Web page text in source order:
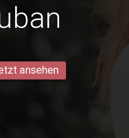
ansehen